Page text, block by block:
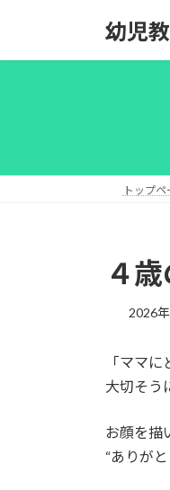
幼児
トップペ
４
2026
「ママ
大切そう
お顔を描
“ありが